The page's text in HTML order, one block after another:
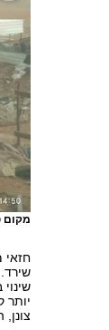
מקום
יותר
צונן,